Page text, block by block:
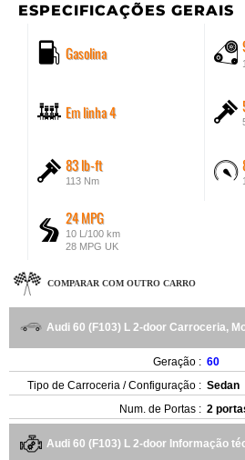
ESPECIFICAÇÕES GERAIS
Gasolina
Em linha 4
83 lb-ft
113 Nm
24 MPG
10 L/100 km
28 MPG UK
COMPARAR COM OUTRO CARRO
Audi 60 (F103) L 2-door Carroceria,
Geração : 60
Tipo de Carroceria / Configuração : Sedan
Num. de Portas : 2
Audi 60 (F103) L 2-door Informação